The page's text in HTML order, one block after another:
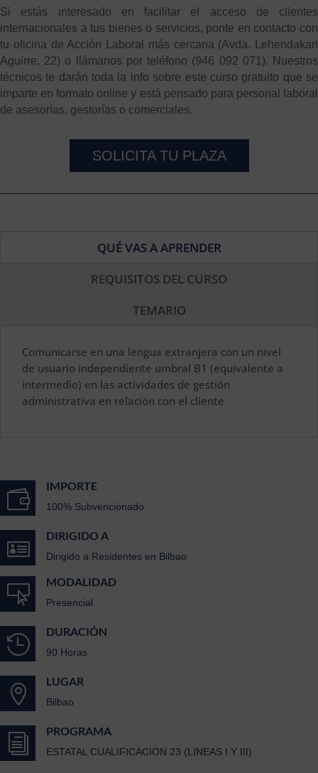
Si estás interesado en facilitar el acceso de clientes
internacionales a tus bienes o servicios, ponte en contacto con
tu oficina de Acción Laboral más cercana (Avda. Lehendakari
Aguirre, 22) o llámanos por teléfono (946 092 071). Nuestros
técnicos te darán toda la info sobre este curso gratuito que se
imparte en formato online y está pensado para personal laboral
de asesorías, gestorías o comerciales.
SOLICITA TU PLAZA
QUÉ VAS A APRENDER
REQUISITOS DEL CURSO
TEMARIO
Comunicarse en una lengua extranjera con un nivel
de usuario independiente umbral B1 (equivalente a
intermedio) en las actividades de gestión
administrativa en relación con el cliente

IMPORTE
100% Subvencionado

DIRIGIDO A
Dirigido a Residentes en Bilbao

MODALIDAD
Presencial

DURACIÓN
90 Horas

LUGAR
Bilbao
i
PROGRAMA
ESTATAL CUALIFICACION 23 (LINEAS I Y III)